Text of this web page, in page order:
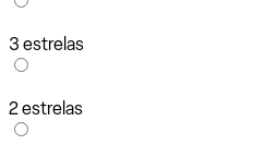
3 estrelas
2 estrelas